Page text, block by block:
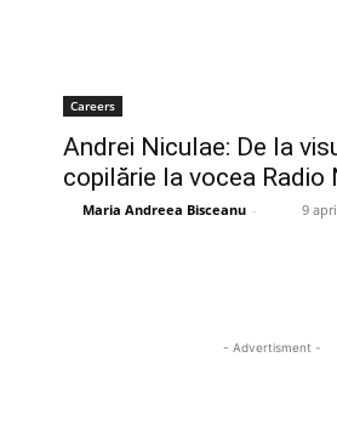
Careers
Andrei Niculae: De la
copilărie la vocea Radio
Maria Andreea Bisceanu - 9
- Advertisment -